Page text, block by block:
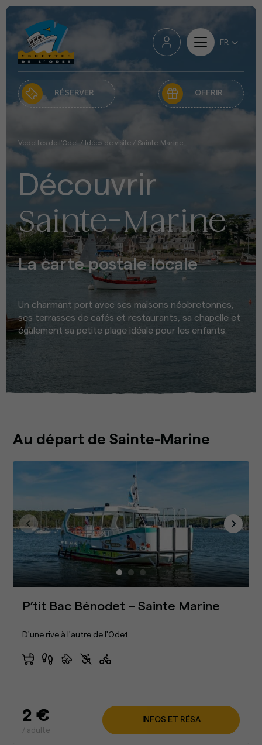
RÉSERVER OFFRIR
Vedettes de l'Odet / Idées de visite / Sainte-Marine
Découvrir
Sainte-Marine
La carte postale locale
Un charmant port avec ses maisons néobretonnes,
ses terrasses de cafés et restaurants, sa chapelle et
également sa petite plage idéale pour les enfants.
Au départ de Sainte-Marine
P’tit Bac Bénodet – Sainte Marine
D'une rive à l'autre de l'Odet
2 €
/ adulte
INFOS ET RÉSA